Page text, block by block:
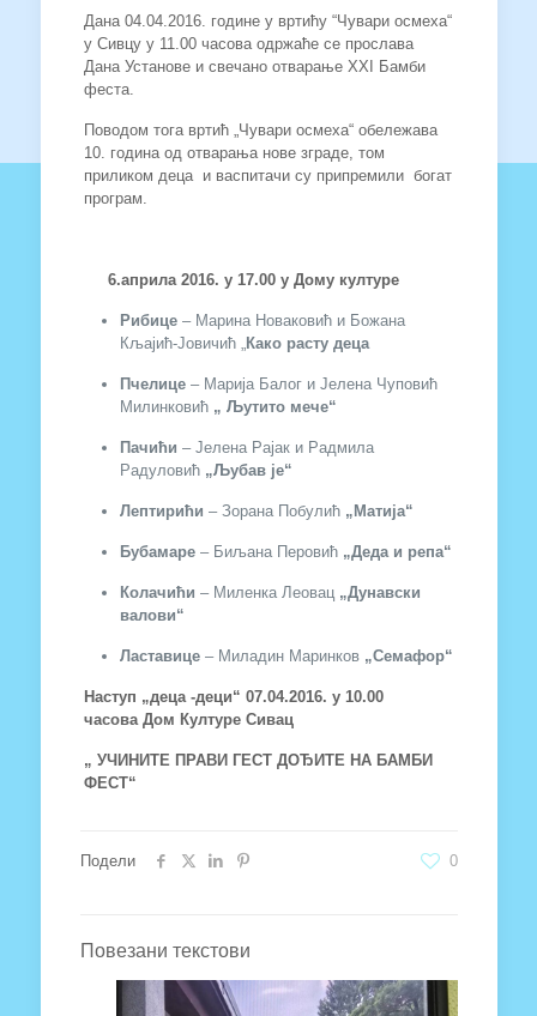
Дана 04.04.2016. године у вртићу “Чувари осмеха“
у Сивцу у 11.00 часова одржаће се прослава
Дана Установе и свечано отварање XXI Бамби
феста.
Поводом тога вртић „Чувари осмеха“ обележава
10. година од отварања нове зграде, том
приликом деца и васпитачи су припремили богат
програм.
6.априла 2016. у 17.00 у Дому културе
Рибице– Марина Новаковић и Божана
Кљајић-Јовичић „ Како расту деца
Пчелице– Марија Балог и Јелена Чуповић
Милинковић „ Љутито мече“
Пачићи – Јелена Рајак и Радмила
Радуловић „Љубав је“
Лептирићи – Зорана Побулић „Матија“
Бубамаре– Биљана Перовић „Деда и репа“
Колачићи – Миленка Леовац „Дунавски
валови“
Ластавице– Миладин Маринков „Семафор“
Наступ „деца -деци“ 07.04.2016. у 10.00
часова Дом Културе Сивац
„ УЧИНИТЕ ПРАВИ ГЕСТ ДОЂИТЕ НА БАМБИ
ФЕСТ“
Подели 0
Повезани текстови